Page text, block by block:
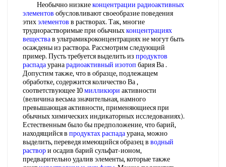
Необычно низкиеконцентрации радиоактивных
элементов обусловливают своеобразие поведения
этихэлементов в растворах. Так, многие
труднорастворимые при обычныхконцентрациях
веществав ультрамикроконцентрациях не могут быть
осаждены из раствора. Рассмотрим следующий
пример. Пусть требуется выделить из продуктов
распадауранарадиоактивный изотоп бария Ва .
Допустим также, что в образце, подлежащем
обработке, содержится количество Ва ,
соответствующее 10милликюри активности
(величина весьма значительная, намного
превышающая активности, применяющиеся при
обычных химических индикаторных исследованиях).
Естественным было бы предположение, что барий,
находящийся в продуктах распадаурана, можно
выделить, переведя имеющийся образец в водный
раствори осадив барий сульфат-ионом,
предварительно удалив элементы, которые также